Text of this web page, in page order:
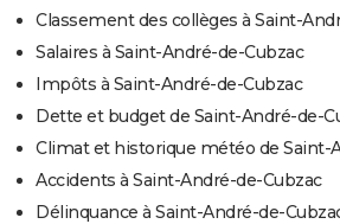
Classement des collèges à Saint-
Salaires à Saint-André-de-Cubzac
Impôts à Saint-André-de-Cubzac
Dette et budget de Saint-André-de-
Climat et historique météo de Saint-
Accidents à Saint-André-de-Cubzac
Délinquance à Saint-André-de-